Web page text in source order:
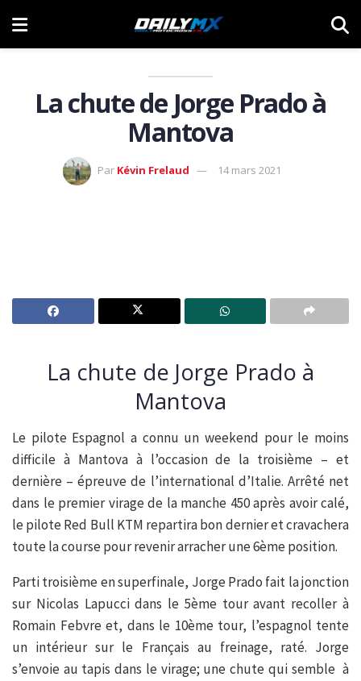
La chute de Jorge Prado à
Mantova
Par Kévin Frelaud 14 mars 2021
La chute de Jorge Prado à
Mantova
Le pilote Espagnol a connu un weekend pour le moins
difficile à Mantova à l’occasion de la troisième – et
dernière – épreuve de l’international d’Italie. Arrêté net
dans le premier virage de la manche 450 après avoir calé,
le pilote Red Bull KTM repartira bon dernier et cravachera
toute la course pour revenir arracher une 6ème position.
Parti troisième en superfinale, Jorge Prado fait la jonction
sur Nicolas Lapucci dans le 5ème tour avant recoller à
Romain Febvre et, dans le 10ème tour, l’espagnol tente
un intérieur sur le Français au freinage, raté. Jorge
s’envoie au tapis dans le virage; une chute qui semble à